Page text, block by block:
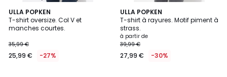
ULLA POPKEN
T-shirt oversize. Col V et
manches courtes.
35,99 €
25,99 € -27%
ULLA POPKEN
T-shirt à rayures. Motif piment à
strass.
à partir de
39,99 €
27,99 € -30%
2
Couleurs